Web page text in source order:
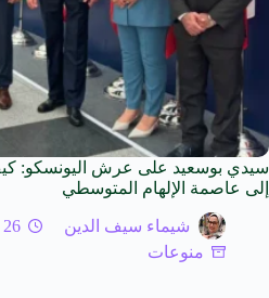
سيدي بوسعيد على عرش اليونسكو:
إلى عاصمة الإلهام المتوسطي
شيماء سيف الدين
26 يوليو 2026
منوعات